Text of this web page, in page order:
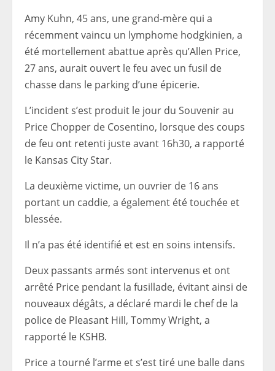
Amy Kuhn, 45 ans, une grand-mère qui a
récemment vaincu un lymphome hodgkinien, a
été mortellement abattue après qu’Allen Price,
27 ans, aurait ouvert le feu avec un fusil de
chasse dans le parking d’une épicerie.
L’incident s’est produit le jour du Souvenir au
Price Chopper de Cosentino, lorsque des coups
de feu ont retenti juste avant 16h30, a rapporté
le Kansas City Star.
La deuxième victime, un ouvrier de 16 ans
portant un caddie, a également été touchée et
blessée.
Il n’a pas été identifié et est en soins intensifs.
Deux passants armés sont intervenus et ont
arrêté Price pendant la fusillade, évitant ainsi de
nouveaux dégâts, a déclaré mardi le chef de la
police de Pleasant Hill, Tommy Wright, a
rapporté le KSHB.
Price a tourné l’arme et s’est tiré une balle dans